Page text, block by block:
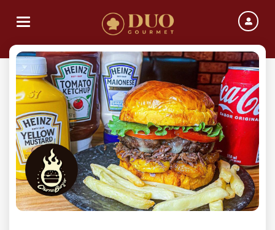
Toggle navigation